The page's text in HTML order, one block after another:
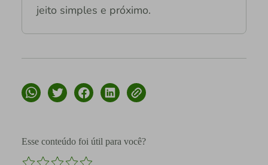
jeito simples e próximo.
Esse conteúdo foi útil para você?